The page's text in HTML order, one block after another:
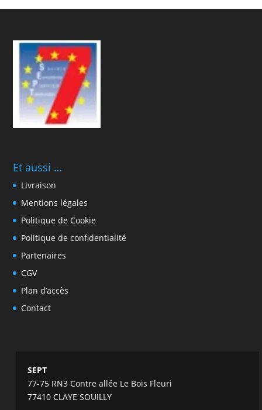
Et aussi …
Livraison
Mentions légales
Politique de Cookie
Politique de confidentialité
Partenaires
CGV
Plan d’accès
Contact
SEPT
77-75 RN3 Contre allée Le Bois Fleuri
77410 CLAYE SOUILLY